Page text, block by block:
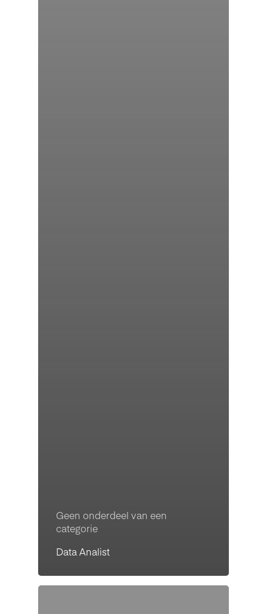
Geen onderdeel van een
categorie
Data Analist